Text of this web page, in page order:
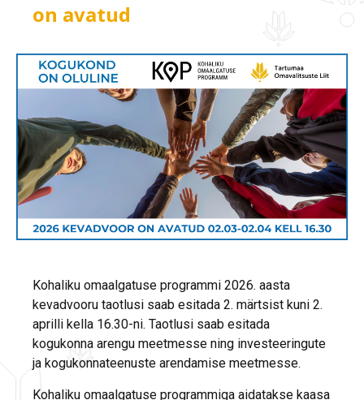
on avatud
Kohaliku omaalgatuse programmi 2026. aasta
kevadvooru taotlusi saab esitada 2. märtsist kuni 2.
aprilli kella 16.30-ni. Taotlusi saab esitada
kogukonna arengu meetmesse ning investeeringute
ja kogukonnateenuste arendamise meetmesse.
Kohaliku omaalgatuse programmiga aidatakse kaasa